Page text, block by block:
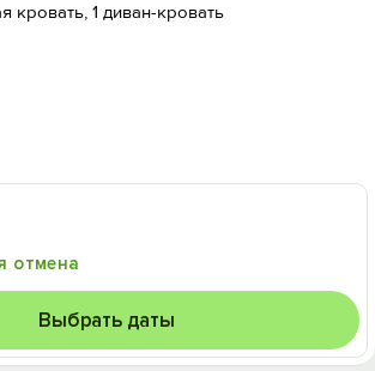
кровать, 1 диван-кровать
отмена
Выбрать даты